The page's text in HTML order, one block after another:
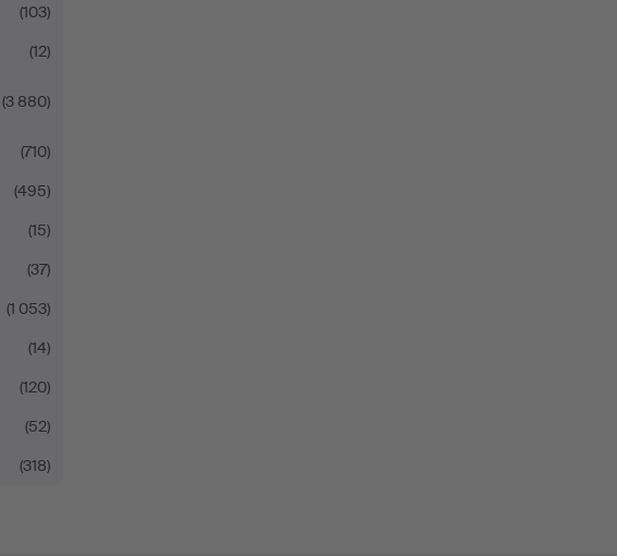
(103)
(12)
(3 880)
(710)
(495)
(15)
(37)
(1 053)
(14)
(120)
(52)
(318)